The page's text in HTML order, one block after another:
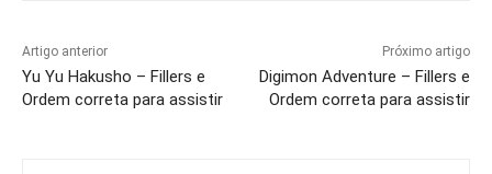
Artigo anterior
Yu Yu Hakusho – Fillers e
Ordem correta para assistir
Próximo artigo
Digimon Adventure – Fillers e
Ordem correta para assistir